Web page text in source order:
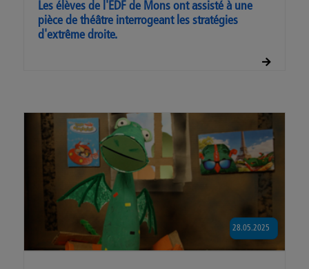
Les élèves de l'EDF de Mons ont assisté à une
pièce de théâtre interrogeant les stratégies
d'extrême droite.
28.05.2025